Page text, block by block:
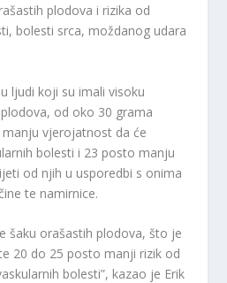
plodova i rizika od
bolesti srca, moždanog udara
ljudi koji su imali visoku
od oko 30 grama
vjerojatnost da će
bolesti i 23 posto manju
od njih u usporedbi s onima
te namirnice.
šaku orašastih plodova, što je
20 do 25 posto manji rizik od
bolesti”, kazao je Erik